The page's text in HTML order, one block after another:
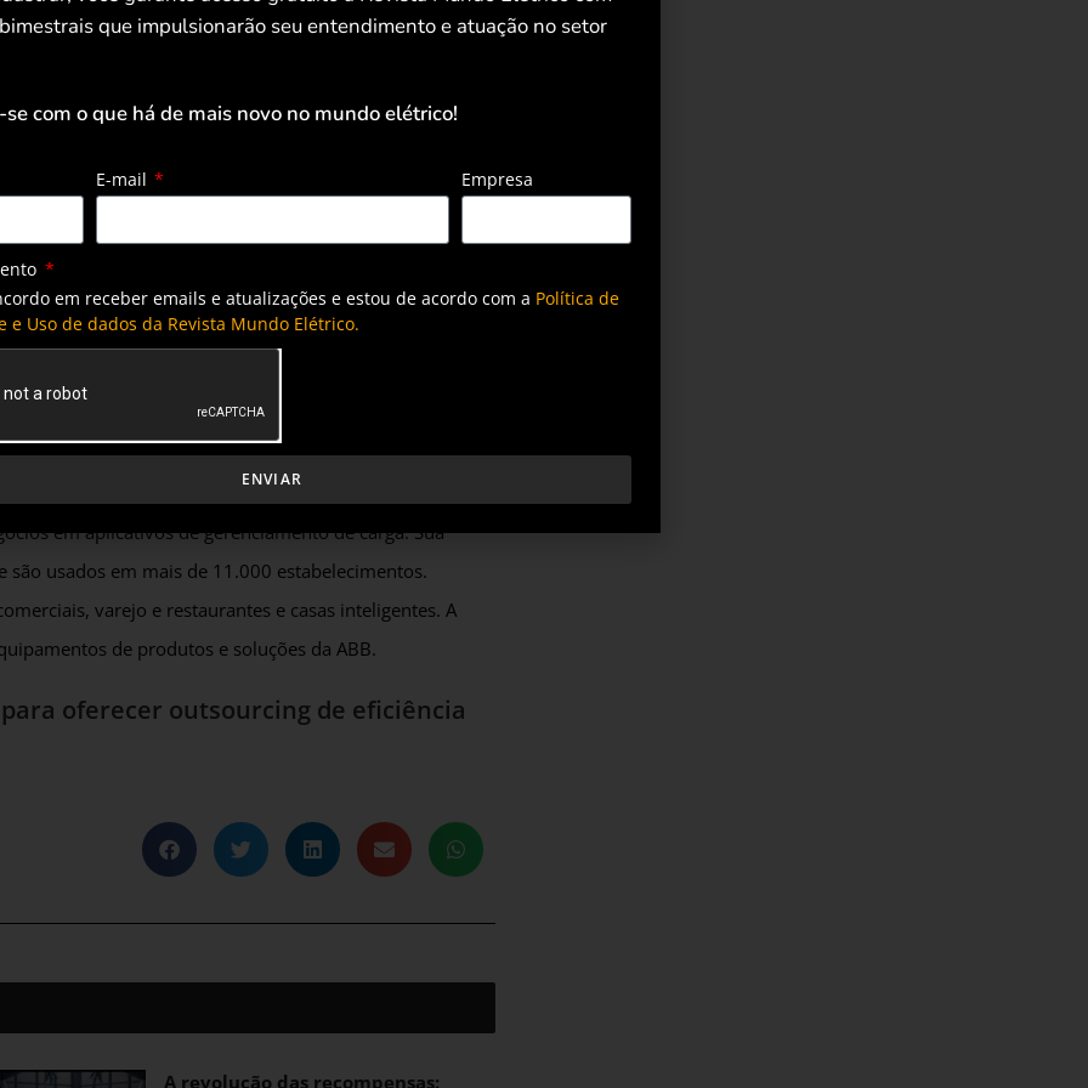
energia. Com esta aquisição,
soluções de gerenciamento de
ABB e o ABB Ability Energy
satisfeitos que a ABB esteja investindo, dando
Smart Power mantém nossa equipe unida em Zell am
Como CEO da ASKI Energy, continuaremos a
muito animados em fazer parte da família ABB, pois
estamos trabalhando juntos em funcionalidades
a necessidade de eletrificação sustentável, nossa
pelos clientes e pela sociedade.”
de 30 anos de experiência em desenvolvimento de
em aplicativos de gerenciamento de carga. Sua
usados ​​em mais de 11.000 estabelecimentos.
varejo e restaurantes e casas inteligentes. A
de produtos e soluções da ABB.
oferecer outsourcing de eficiência
A revolução das recompensas:
que impulsionarão seu entendimento e atuação no setor
se com o que há de mais novo no mundo elétrico!
E-mail Empresa
em receber emails e atualizações e estou de acordo com a Política de
e Uso de dados da Revista Mundo Elétrico.
ENVIAR